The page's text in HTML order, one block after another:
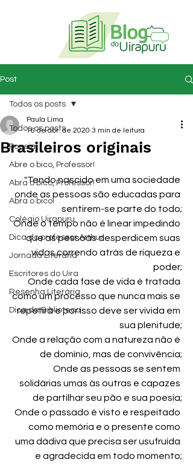
Post
Todos os posts
Poesia
Abre o bico, Professor!
Abra o bico, Professor!
Abra o bico!
Colégio Uirapuru
Dica do professor Arthur
Jornada Literária
Escritores do Uira
Resenha Literária
Dica da Biblioteca
Todos os posts
Brasileiros originais
Paula Lima
16 de abr. de 2020 3 min de leitura
"Tendo nascido em uma sociedade
onde as pessoas são educadas para
sentirem-se parte do todo;
Onde o tempo não é linear impedindo
que as pessoas desperdicem suas
vidas correndo atrás de riqueza e
poder;
Onde cada fase de vida é tratada
como um processo que nunca mais se
repetirá e por isso deve ser vivida em
sua plenitude;
Onde a relação com a natureza não é
de domínio, mas de convivência;
Onde as pessoas se sentem
solidárias umas às outras e capazes
de partilhar seu pão e sua poesia;
Onde o passado é visto e respeitado
como memória e o presente como
uma dádiva que precisa ser usufruída
e agradecida em todo momento;